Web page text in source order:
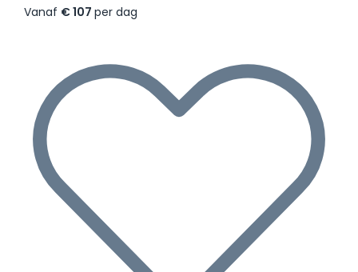
Vanaf € 107 per dag